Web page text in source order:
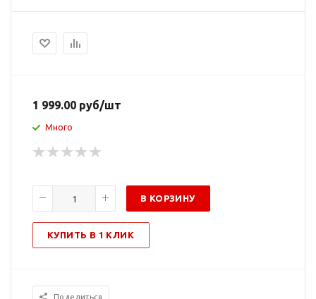
1 999.00 руб/шт
Много
В КОРЗИНУ
КУПИТЬ В 1 КЛИК
Поделиться